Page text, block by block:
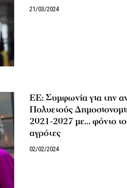
21/03/2024
ΕΕ: Συμφωνία για την
Πολυετούς
2021-2027 με… φόντο
αγρότες
02/02/2024